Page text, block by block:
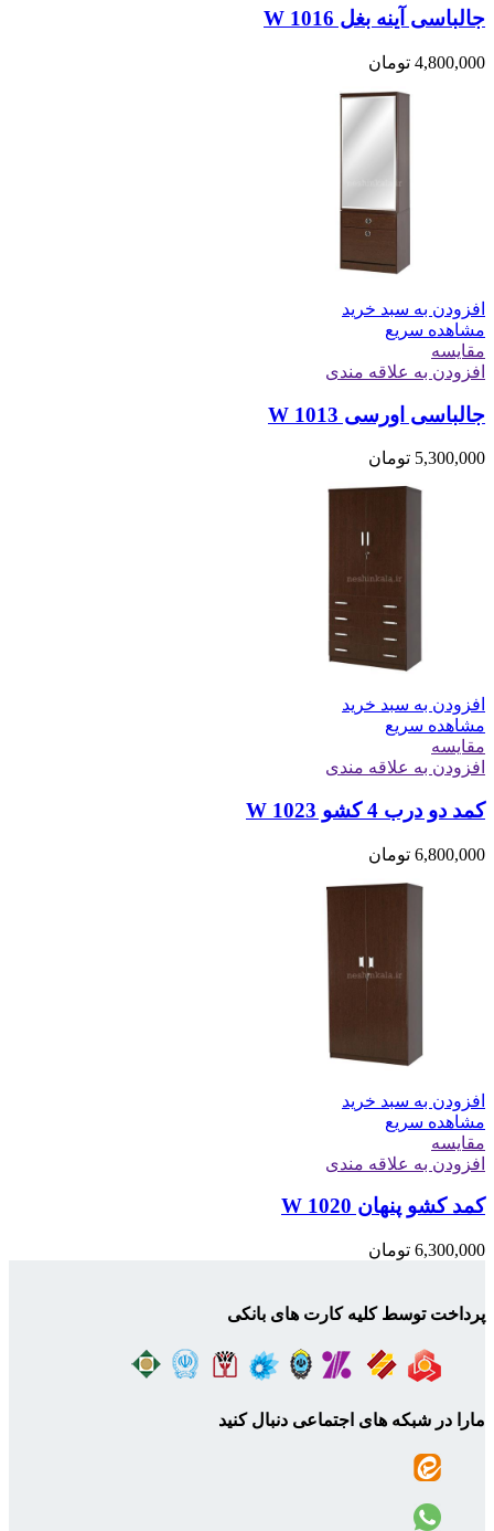
جالباسی آینه بغل W 1016
4,800,000 تومان
افزودن به سبد خرید
مشاهده سریع
مقایسه
افزودن به علاقه مندی
جالباسی اورسی W 1013
5,300,000 تومان
افزودن به سبد خرید
مشاهده سریع
مقایسه
افزودن به علاقه مندی
کمد دو درب 4 کشو W 1023
6,800,000 تومان
افزودن به سبد خرید
مشاهده سریع
مقایسه
افزودن به علاقه مندی
کمد کشو پنهان W 1020
6,300,000 تومان
پرداخت توسط کلیه کارت های بانکی
مارا در شبکه های اجتماعی دنبال کنید